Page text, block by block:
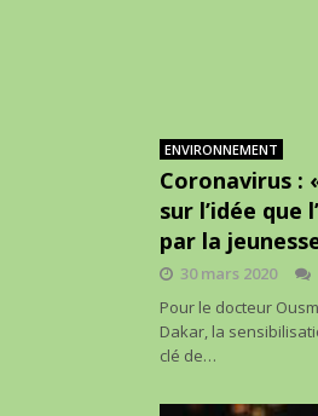
ENVIRONNEMENT
Coronavirus :
sur l’idée que
par la
30 mars 2020
Pour le docteur
Dakar, la
clé de…